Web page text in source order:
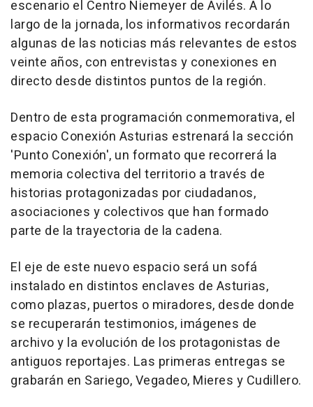
escenario el Centro Niemeyer de Avilés. A lo
largo de la jornada, los informativos recordarán
algunas de las noticias más relevantes de estos
veinte años, con entrevistas y conexiones en
directo desde distintos puntos de la región.
Dentro de esta programación conmemorativa, el
espacio Conexión Asturias estrenará la sección
'Punto Conexión', un formato que recorrerá la
memoria colectiva del territorio a través de
historias protagonizadas por ciudadanos,
asociaciones y colectivos que han formado
parte de la trayectoria de la cadena.
El eje de este nuevo espacio será un sofá
instalado en distintos enclaves de Asturias,
como plazas, puertos o miradores, desde donde
se recuperarán testimonios, imágenes de
archivo y la evolución de los protagonistas de
antiguos reportajes. Las primeras entregas se
grabarán en Sariego, Vegadeo, Mieres y Cudillero.